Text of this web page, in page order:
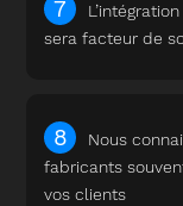
sera facteur de
Nous
fabricants
vos clients